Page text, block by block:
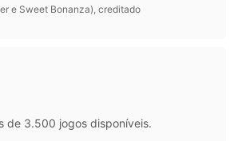
e Sweet Bonanza), creditado
de 3.500 jogos disponíveis.